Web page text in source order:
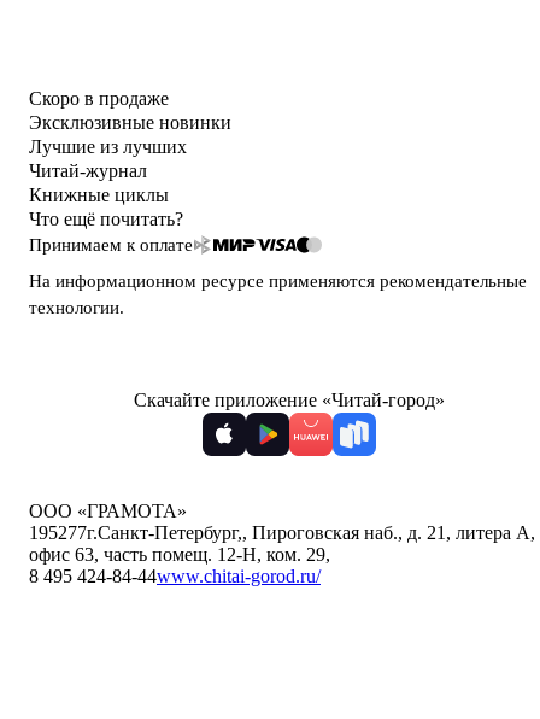
Скоро в продаже
Эксклюзивные новинки
Лучшие из лучших
Читай-журнал
Книжные циклы
Что ещё почитать?
Принимаем к оплате
На информационном ресурсе применяются рекомендательные
технологии.
Скачайте приложение «Читай-город»
ООО «ГРАМОТА»
195277г.Санкт-Петербург,, Пироговская наб., д. 21, литера А,
офис 63, часть помещ. 12-Н, ком. 29,
8 495 424-84-44www.chitai-gorod.ru/